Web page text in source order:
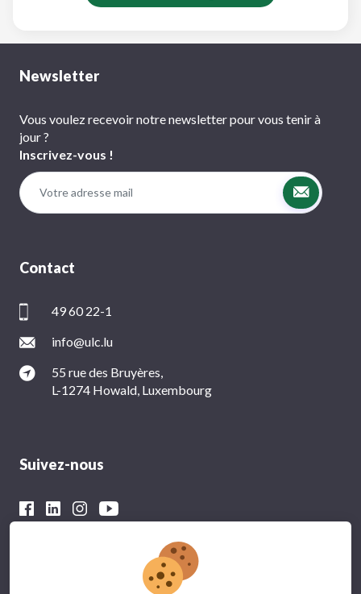
Newsletter
Vous voulez recevoir notre newsletter pour vous tenir à
jour ?
Inscrivez-vous !
Contact
49 60 22-1
info@ulc.lu
55 rue des Bruyères,
L-1274 Howald, Luxembourg
Suivez-nous
Avec le soutien financier du